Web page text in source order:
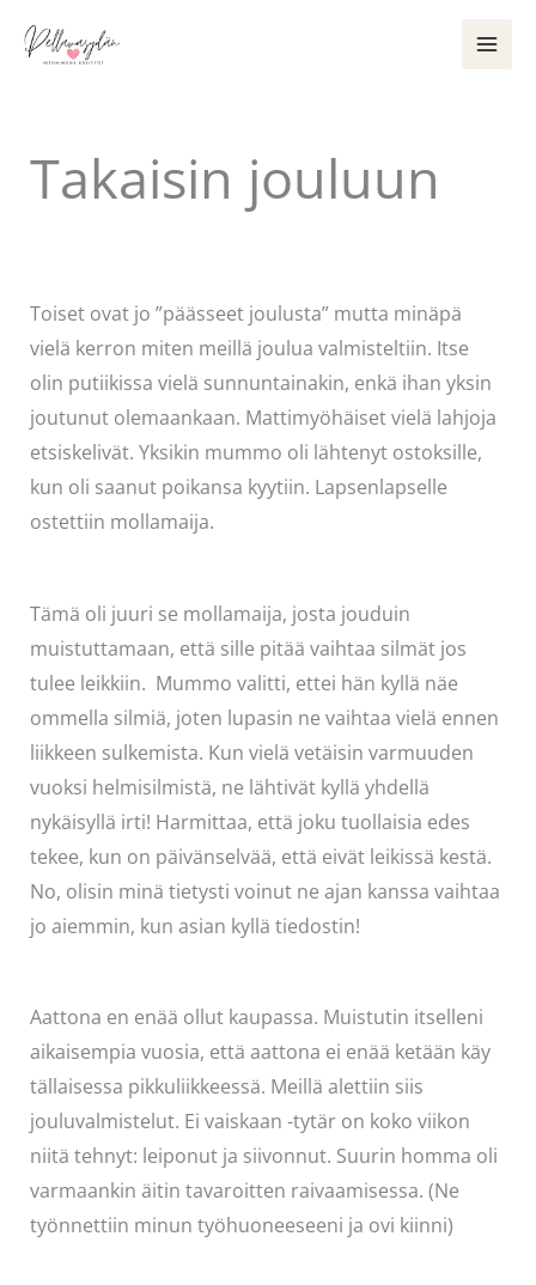
sisältöön
Takaisin jouluun
Toiset ovat jo ”päässeet joulusta” mutta minäpä
vielä kerron miten meillä joulua valmisteltiin. Itse
olin putiikissa vielä sunnuntainakin, enkä ihan yksin
joutunut olemaankaan. Mattimyöhäiset vielä lahjoja
etsiskelivät. Yksikin mummo oli lähtenyt ostoksille,
kun oli saanut poikansa kyytiin. Lapsenlapselle
ostettiin mollamaija.
Tämä oli juuri se mollamaija, josta jouduin
muistuttamaan, että sille pitää vaihtaa silmät jos
tulee leikkiin. Mummo valitti, ettei hän kyllä näe
ommella silmiä, joten lupasin ne vaihtaa vielä ennen
liikkeen sulkemista. Kun vielä vetäisin varmuuden
vuoksi helmisilmistä, ne lähtivät kyllä yhdellä
nykäisyllä irti! Harmittaa, että joku tuollaisia edes
tekee, kun on päivänselvää, että eivät leikissä kestä.
No, olisin minä tietysti voinut ne ajan kanssa vaihtaa
jo aiemmin, kun asian kyllä tiedostin!
Aattona en enää ollut kaupassa. Muistutin itselleni
aikaisempia vuosia, että aattona ei enää ketään käy
tällaisessa pikkuliikkeessä. Meillä alettiin siis
jouluvalmistelut. Ei vaiskaan -tytär on koko viikon
niitä tehnyt: leiponut ja siivonnut. Suurin homma oli
varmaankin äitin tavaroitten raivaamisessa. (Ne
työnnettiin minun työhuoneeseeni ja ovi kiinni)